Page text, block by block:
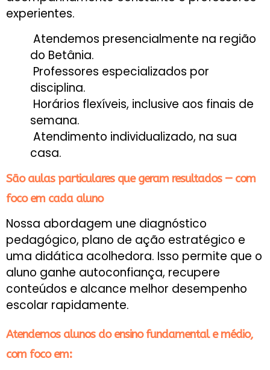
experientes.
Atendemos presencialmente na região
do Betânia.
Professores especializados por
disciplina.
Horários flexíveis, inclusive aos finais de
semana.
Atendimento individualizado, na sua
casa.
São aulas particulares que geram resultados — com
foco em cada aluno
Nossa abordagem une diagnóstico
pedagógico, plano de ação estratégico e
uma didática acolhedora. Isso permite que o
aluno ganhe autoconfiança, recupere
conteúdos e alcance melhor desempenho
escolar rapidamente.
Atendemos alunos do ensino fundamental e médio,
com foco em: